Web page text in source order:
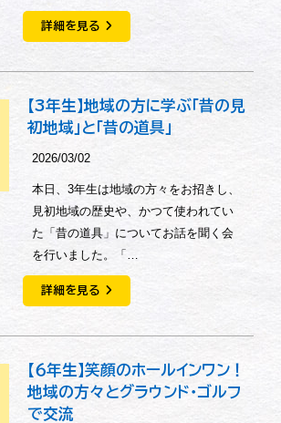
詳細を見る
【3年生】地域の方に学ぶ「昔の見
初地域」と「昔の道具」
2026/03/02
本日、3年生は地域の方々をお招きし、
見初地域の歴史や、かつて使われてい
た「昔の道具」についてお話を聞く会
を行いました。「…
詳細を見る
【６年生】笑顔のホールインワン！
地域の方々とグラウンド・ゴルフ
で交流